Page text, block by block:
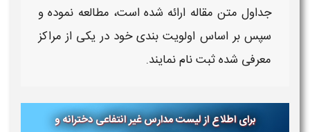
جداول متن مقاله ارائه شده است، مطالعه نموده و
سپس بر اساس اولویت بندی خود در یکی از مراکز
معرفی شده ثبت نام نمایند.
برای اطلاع از لیست مدارس غیر انتفاعی دخترانه و